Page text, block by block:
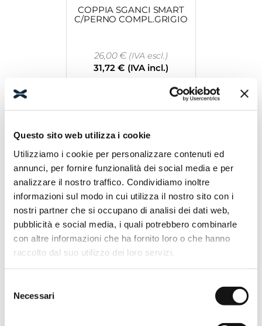
Questo sito web utilizza i cookie
Utilizziamo i cookie per personalizzare contenuti ed
annunci, per fornire funzionalità dei social media e per
analizzare il nostro traffico. Condividiamo inoltre
informazioni sul modo in cui utilizza il nostro sito con i
nostri partner che si occupano di analisi dei dati web,
pubblicità e social media, i quali potrebbero combinarle
con altre informazioni che ha fornito loro o che hanno
raccolto dal suo utilizzo dei loro servizi.
delNecessari
COPPIA SGANCI SMART
C/PERNO COMPL.GRIGIO
26,00€(IVA escl.)
31,72 € (IVA incl.)
COMP.DOPP.VERSUS BRIL
L.1400
66,00€ (IVA escl.)
80,52€(IVA incl.)